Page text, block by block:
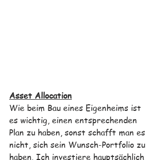
Asset Allocation
Wie beim Bau eines Eigenheims ist
es wichtig, einen entsprechenden
Plan zu haben, sonst schafft man es
nicht, sich sein Wunsch-Portfolio zu
haben. Ich investiere hauptsächlich